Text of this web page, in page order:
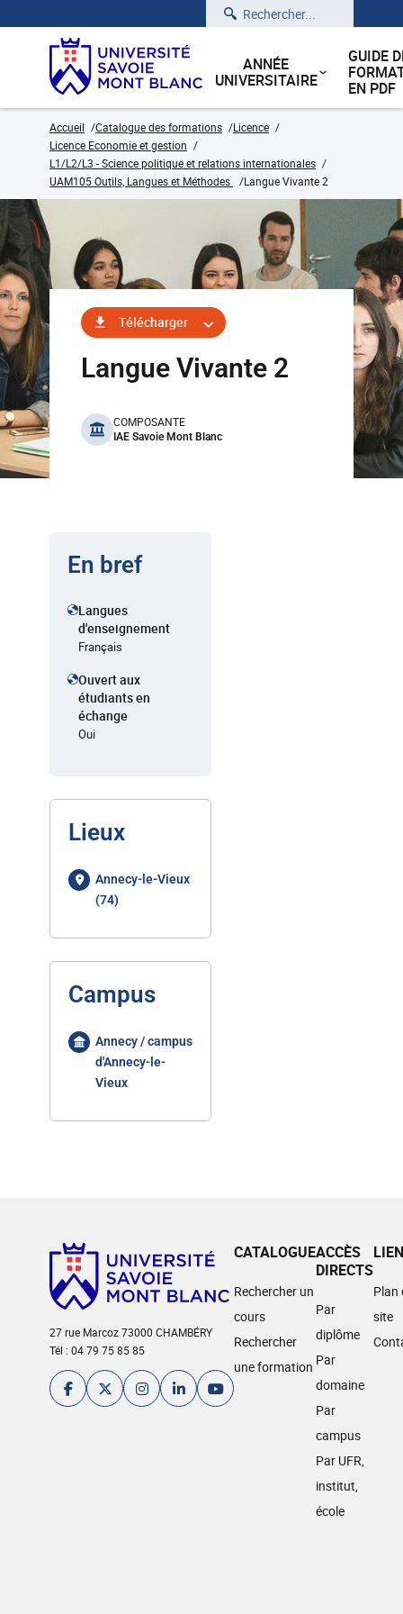
Rechercher
ANNÉE
UNIVERSITAIRE
GUIDE
EN PDF
Accueil Catalogue des formations
Licence
Licence Economie et gestion
L1/L2/L3 - Science politique et relations internationales
UAM105 Outils, Langues et Méthodes
Langue Vivante 2
Télécharger
Langue Vivante 2
benefits
COMPOSANTE
IAE Savoie Mont Blanc
En bref
Langues
d'enseignement
Français
Ouvert aux
étudiants en
échange
Oui
Lieux
Annecy-le-Vieux
(74)
Campus
Annecy / campus
d'Annecy-le-
Vieux
27 rue Marcoz 73000 CHAMBÉRY
Tél : 04 79 75 85 85
CATALOGUE
Rechercher un
cours
Rechercher
une formation
ACCÈS
DIRECTS
Par
diplôme
Par
domaine
Par
campus
Par UFR,
institut,
école
Plan
site